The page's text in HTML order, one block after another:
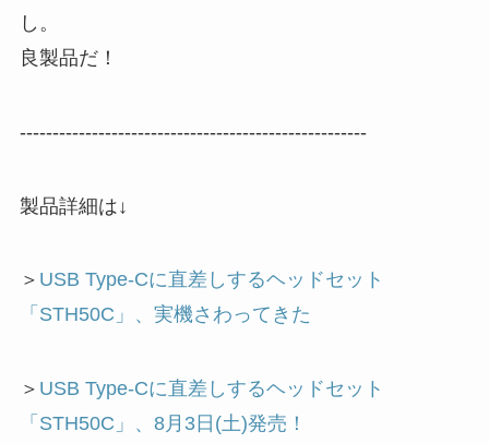
し。
良製品だ！
-----------------------------------------------------
製品詳細は↓
＞ USB Type-Cに直差しするヘッドセット
「STH50C」、実機さわってきた
＞ USB Type-Cに直差しするヘッドセット
「STH50C」、8月3日(土)発売！